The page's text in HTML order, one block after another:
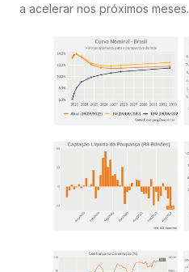
a acelerar nos próximos meses.